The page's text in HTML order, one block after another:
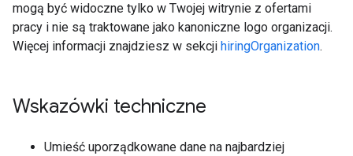
mogą być widoczne tylko w Twojej witrynie z ofertami
pracy i nie są traktowane jako kanoniczne logo organizacji.
Więcej informacji znajdziesz w sekcji hiringOrganization.
Wskazówki techniczne
Umieść uporządkowane dane na najbardziej